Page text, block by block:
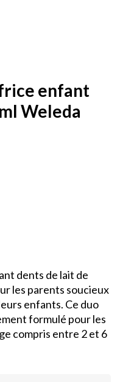
enfant
Weleda
dents de lait de
les parents soucieux
enfants. Ce duo
formulé pour les
compris entre 2 et 6